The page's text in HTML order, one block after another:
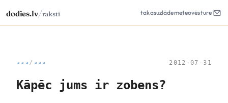
dodies.lv/raksti takasuzlādemeteovēsture
◂◂◂ / ◂◂◂ 2012-07-31
Kāpēc jums ir zobens?